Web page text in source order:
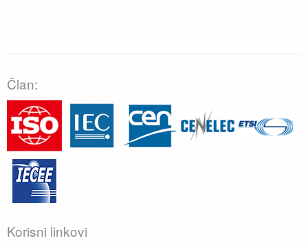
Član:
Korisni linkovi